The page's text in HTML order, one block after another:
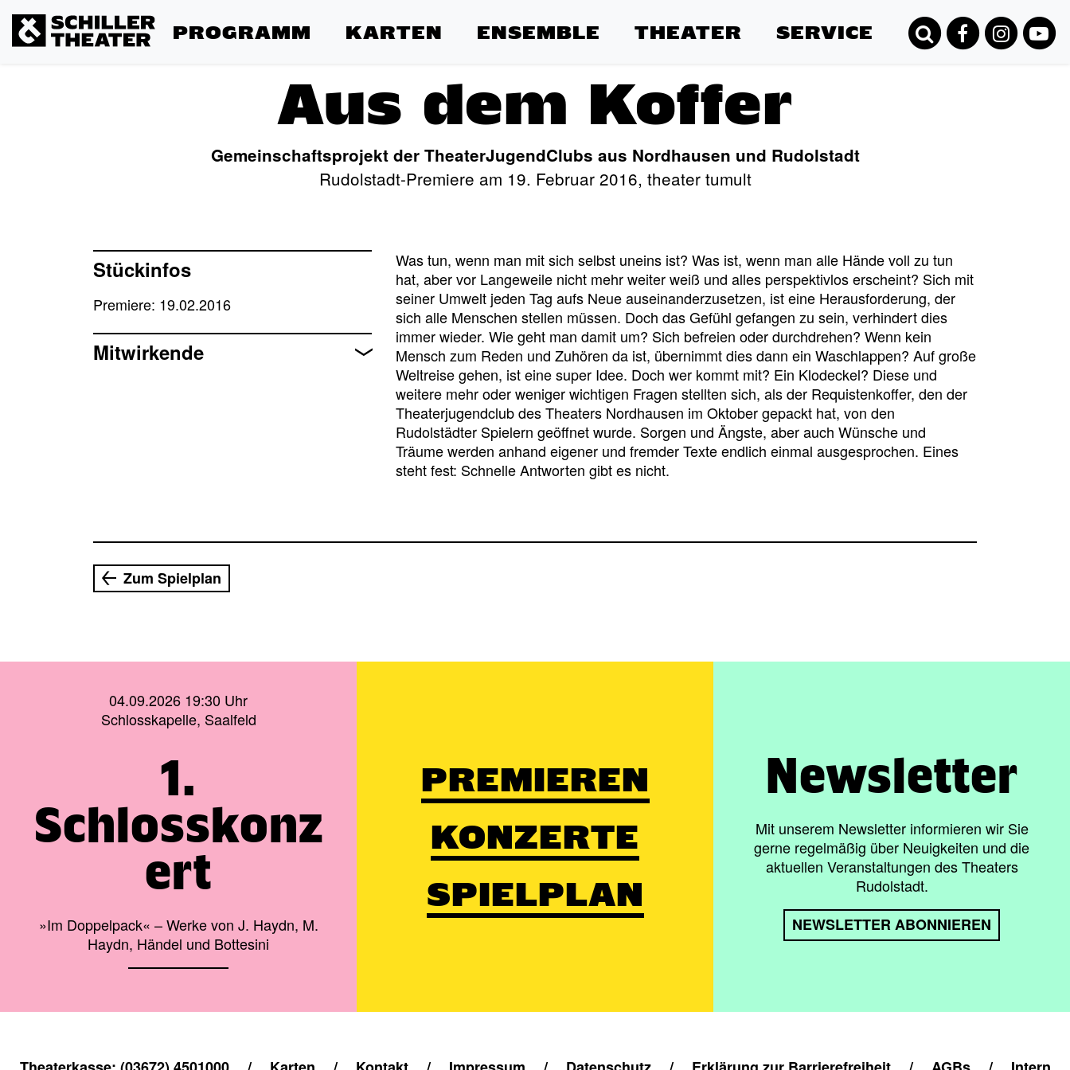
PROGRAMM KARTEN ENSEMBLE THEATER SERVICE
Aus dem Koffer
Gemeinschaftsprojekt der TheaterJugendClubs aus Nordhausen und Rudolstadt
Rudolstadt-Premiere am 19. Februar 2016, theater tumult
Was tun, wenn man mit sich selbst uneins ist? Was ist, wenn man alle Hände voll zu tun
hat, aber vor Langeweile nicht mehr weiter weiß und alles perspektivlos erscheint? Sich mit
seiner Umwelt jeden Tag aufs Neue auseinanderzusetzen, ist eine Herausforderung, der
sich alle Menschen stellen müssen. Doch das Gefühl gefangen zu sein, verhindert dies
immer wieder. Wie geht man damit um? Sich befreien oder durchdrehen? Wenn kein
Mensch zum Reden und Zuhören da ist, übernimmt dies dann ein Waschlappen? Auf große
Weltreise gehen, ist eine super Idee. Doch wer kommt mit? Ein Klodeckel? Diese und
weitere mehr oder weniger wichtigen Fragen stellten sich, als der Requistenkoffer, den der
Theaterjugendclub des Theaters Nordhausen im Oktober gepackt hat, von den
Rudolstädter Spielern geöffnet wurde. Sorgen und Ängste, aber auch Wünsche und
Träume werden anhand eigener und fremder Texte endlich einmal ausgesprochen. Eines
steht fest: Schnelle Antworten gibt es nicht.
Stückinfos
Premiere: 19.02.2016
Mitwirkende
Zum Spielplan
04.09.2026 19:30 Uhr
Schlosskapelle, Saalfeld
1.
Schlosskonz
ert
»Im Doppelpack« – Werke von J. Haydn, M.
Haydn, Händel und Bottesini
PREMIEREN
KONZERTE
SPIELPLAN
Newsletter
Mit unserem Newsletter informieren wir Sie
gerne regelmäßig über Neuigkeiten und die
aktuellen Veranstaltungen des Theaters
Rudolstadt.
NEWSLETTER ABONNIEREN